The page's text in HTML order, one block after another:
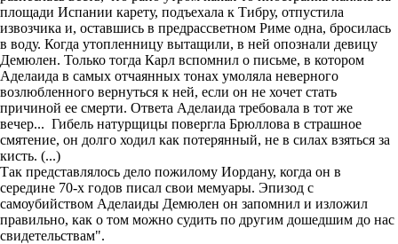
площади Испании карету, подъехала к Тибру, отпустила
извозчика и, оставшись в предрассветном Риме одна, бросилась
в воду. Когда утопленницу вытащили, в ней опознали девицу
Демюлен. Только тогда Карл вспомнил о письме, в котором
Аделаида в самых отчаянных тонах умоляла неверного
возлюбленного вернуться к ней, если он не хочет стать
причиной ее смерти. Ответа Аделаида требовала в тот же
вечер... Гибель натурщицы повергла Брюллова в страшное
смятение, он долго ходил как потерянный, не в силах взяться за
кисть. (...)
Так представлялось дело пожилому Иордану, когда он в
середине 70-х годов писал свои мемуары. Эпизод с
самоубийством Аделаиды Демюлен он запомнил и изложил
правильно, как о том можно судить по другим дошедшим до нас
свидетельствам".